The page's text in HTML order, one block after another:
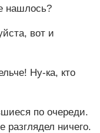
нашлось?
вот и
Ну-ка, кто
по очереди.
разглядел ничего.